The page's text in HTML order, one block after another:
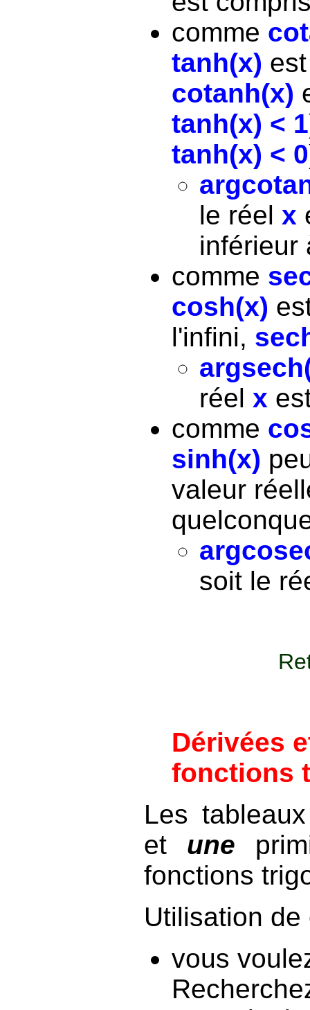
comme
tanh(x)
cotanh(x)
tanh(x) < 1
tanh(x) < 0
le réel x
inférieur
comme
cosh(x)
l'infini,
réel x
comme
sinh(x)
valeur
soit le
Dérivées
fonctions
Les
et une
fonctions
Utilisation
vous